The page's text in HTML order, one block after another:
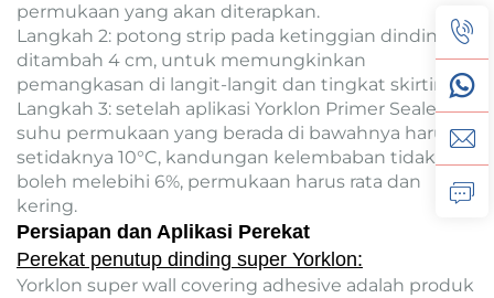
permukaan yang akan diterapkan.
Langkah 2: potong strip pada ketinggian dinding
ditambah 4 cm, untuk memungkinkan
pemangkasan di langit-langit dan tingkat skirting
Langkah 3: setelah aplikasi Yorklon Primer Sealer,
suhu permukaan yang berada di bawahnya harus
setidaknya 10°C, kandungan kelembaban tidak
boleh melebihi 6%, permukaan harus rata dan
kering.
Persiapan dan Aplikasi Perekat
Perekat penutup dinding super Yorklon:
Yorklon super wall covering adhesive adalah produk